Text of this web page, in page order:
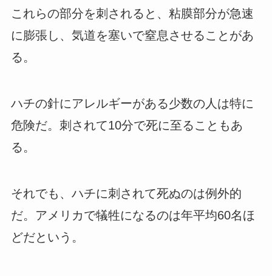
これらの部分を刺されると、粘膜部分が急速
に膨張し、気道を塞いで窒息させることがあ
る。
ハチの針にアレルギーがある少数の人は特に
危険だ。刺されて10分で死に至ることもあ
る。
それでも、ハチに刺されて死ぬのは例外的
だ。アメリカで犠牲になるのは年平均60名ほ
どだという。